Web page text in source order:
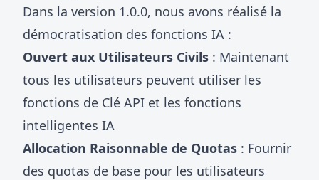
Dans la version 1.0.0, nous avons réalisé la
démocratisation des fonctions IA :
Ouvert aux Utilisateurs Civils : Maintenant
tous les utilisateurs peuvent utiliser les
fonctions de Clé API et les fonctions
intelligentes IA
Allocation Raisonnable de Quotas : Fournir
des quotas de base pour les utilisateurs